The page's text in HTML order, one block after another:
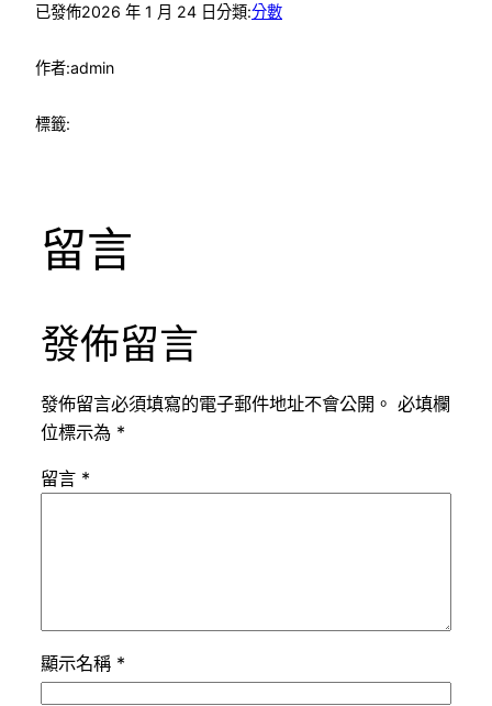
已發佈2026 年 1 月 24 日分類:分數
作者:admin
標籤:
留言
發佈留言
發佈留言必須填寫的電子郵件地址不會公開。 必填欄
位標示為 *
留言 *
顯示名稱 *